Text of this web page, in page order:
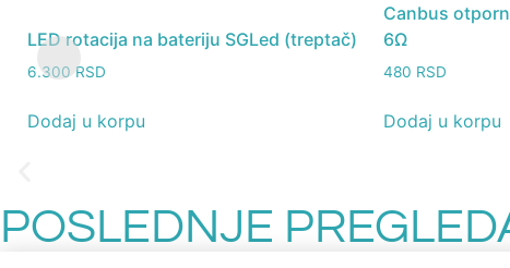
LED rotacija na bateriju SGLed (treptač)
6.300 RSD
Dodaj u korpu
Canbus
6Ω
480 RSD
Dodaj u korpu
POSLEDNJE